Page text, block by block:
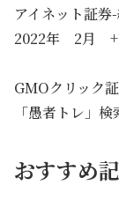
アイネット証券-
2022年 2月
GMOクリック
「愚者トレ」
おすすめ